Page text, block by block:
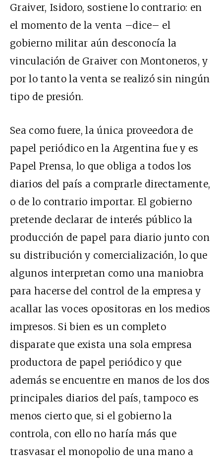
Graiver, Isidoro, sostiene lo contrario: en
el momento de la venta –dice– el
gobierno militar aún desconocía la
vinculación de Graiver con Montoneros, y
por lo tanto la venta se realizó sin ningún
tipo de presión.
Sea como fuere, la única proveedora de
papel periódico en la Argentina fue y es
Papel Prensa, lo que obliga a todos los
diarios del país a comprarle directamente,
o de lo contrario importar. El gobierno
pretende declarar de interés público la
producción de papel para diario junto con
su distribución y comercialización, lo que
algunos interpretan como una maniobra
para hacerse del control de la empresa y
acallar las voces opositoras en los medios
impresos. Si bien es un completo
disparate que exista una sola empresa
productora de papel periódico y que
además se encuentre en manos de los dos
principales diarios del país, tampoco es
menos cierto que, si el gobierno la
controla, con ello no haría más que
trasvasar el monopolio de una mano a